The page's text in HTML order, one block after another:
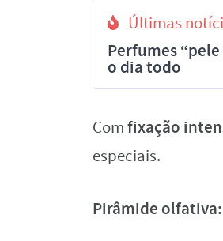
Últimas
Perfumes
o dia todo
Comfixação
especiais.
Pirâmide olfativa: